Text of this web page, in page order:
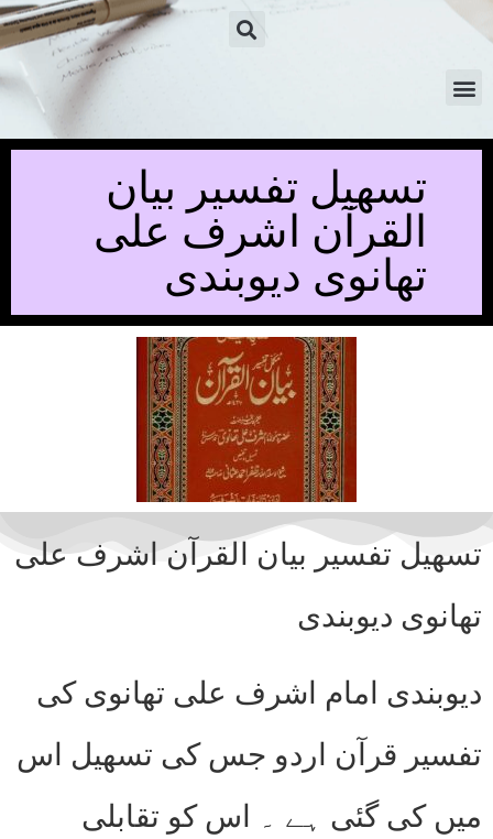
تسھیل تفسیر بیان
القرآن اشرف علی
تھانوی دیوبندی
تسھیل تفسیر بیان القرآن اشرف علی
تھانوی دیوبندی
دیوبندی امام اشرف علی تھانوی کی
تفسیر قرآن اردو جس کی تسھیل اس
میں کی گئی ہے ۔ اس کو تقابلی